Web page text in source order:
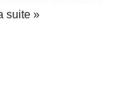
suite »